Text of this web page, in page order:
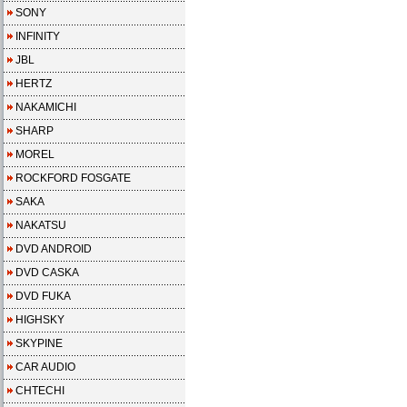
SONY
INFINITY
JBL
HERTZ
NAKAMICHI
SHARP
MOREL
ROCKFORD FOSGATE
SAKA
NAKATSU
DVD ANDROID
DVD CASKA
DVD FUKA
HIGHSKY
SKYPINE
CAR AUDIO
CHTECHI